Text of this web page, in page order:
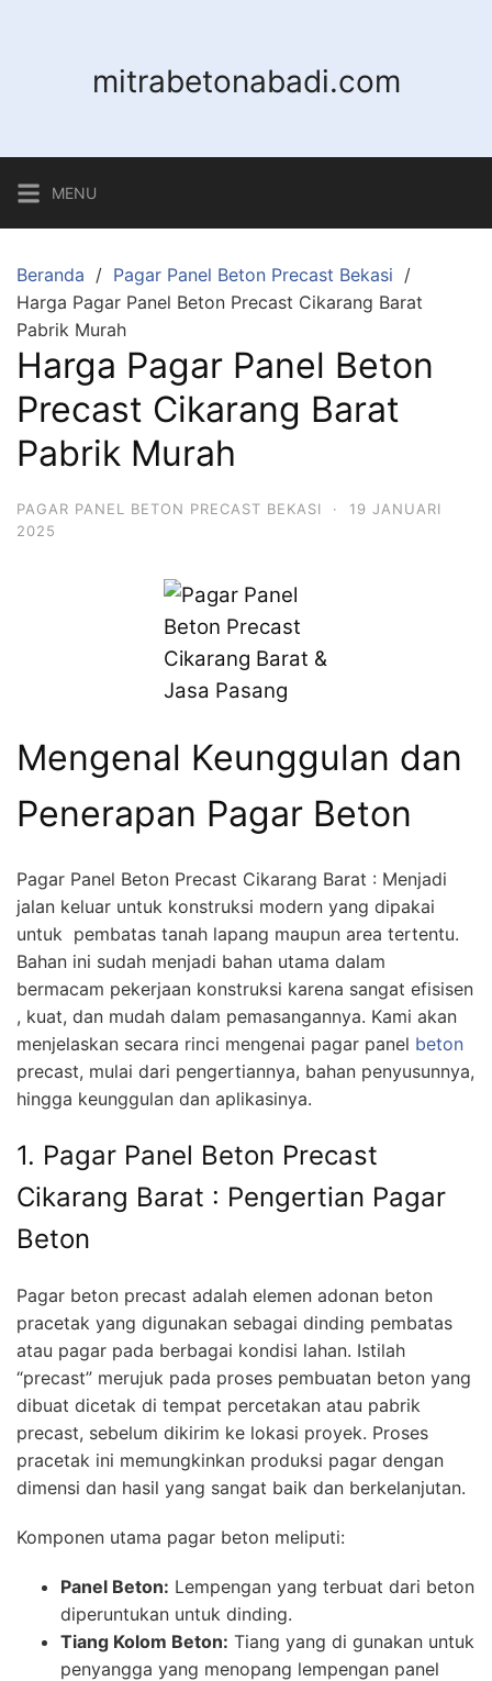
mitrabetonabadi.com
MENU
Beranda
Pagar Panel Beton Precast Bekasi
Harga Pagar Panel Beton Precast Cikarang Barat
Pabrik Murah
Harga Pagar Panel Beton
Precast Cikarang Barat
Pabrik Murah
PAGAR PANEL BETON PRECAST BEKASI ·
19 JANUARI
2025
Mengenal Keunggulan dan
Penerapan Pagar Beton
Pagar Panel Beton Precast Cikarang Barat : Menjadi
jalan keluar untuk konstruksi modern yang dipakai
untuk pembatas tanah lapang maupun area tertentu.
Bahan ini sudah menjadi bahan utama dalam
bermacam pekerjaan konstruksi karena sangat efisisen
, kuat, dan mudah dalam pemasangannya. Kami akan
menjelaskan secara rinci mengenai pagar panel beton
precast, mulai dari pengertiannya, bahan penyusunnya,
hingga keunggulan dan aplikasinya.
1. Pagar Panel Beton Precast
Cikarang Barat : Pengertian Pagar
Beton
Pagar beton precast adalah elemen adonan beton
pracetak yang digunakan sebagai dinding pembatas
atau pagar pada berbagai kondisi lahan. Istilah
“precast” merujuk pada proses pembuatan beton yang
dibuat dicetak di tempat percetakan atau pabrik
precast, sebelum dikirim ke lokasi proyek. Proses
pracetak ini memungkinkan produksi pagar dengan
dimensi dan hasil yang sangat baik dan berkelanjutan.
Komponen utama pagar beton meliputi:
Panel Beton: Lempengan yang terbuat dari beton
diperuntukan untuk dinding.
Tiang Kolom Beton: Tiang yang di gunakan untuk
penyangga yang menopang lempengan panel